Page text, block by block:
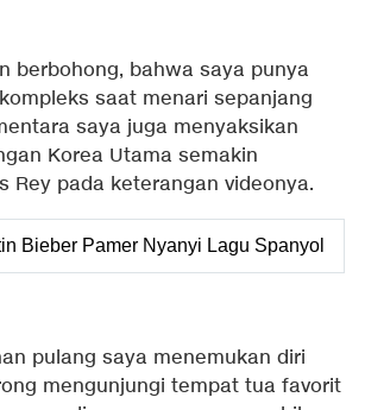
berbohong, bahwa saya punya
saat menari sepanjang
saya juga menyaksikan
Korea Utama semakin
Rey pada keterangan videonya.
Bieber Pamer Nyanyi Lagu Spanyol
pulang saya menemukan diri
mengunjungi tempat tua favorit